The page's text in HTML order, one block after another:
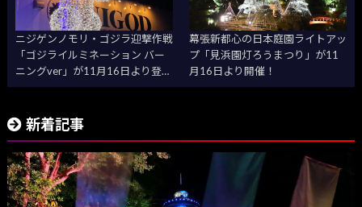
ニジゲンノモリ・ゴジラ迎撃作戦
「ゴジライルミネーション バー
ニングver」が11月16日より登
場！
幕張新都心の日本庭園ライトアッ
プ「見浜園灯ろうまつり」が11
月16日より開催！
新着記事